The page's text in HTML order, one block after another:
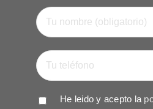
He leido y acepto la